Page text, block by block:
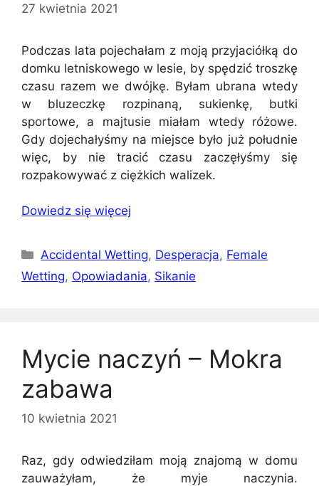
27 kwietnia 2021
Podczas lata pojechałam z moją przyjaciółką do
domku letniskowego w lesie, by spędzić troszkę
czasu razem we dwójkę. Byłam ubrana wtedy
w bluzeczkę rozpinaną, sukienkę, butki
sportowe, a majtusie miałam wtedy różowe.
Gdy dojechałyśmy na miejsce było już południe
więc, by nie tracić czasu zaczęłyśmy się
rozpakowywać z ciężkich walizek.
Dowiedz się więcej
Kategorie
Accidental Wetting, Desperacja, Female
Wetting, Opowiadania, Sikanie
Mycie naczyń – Mokra
zabawa
10 kwietnia 2021
Raz, gdy odwiedziłam moją znajomą w domu
zauważyłam, że myje naczynia.